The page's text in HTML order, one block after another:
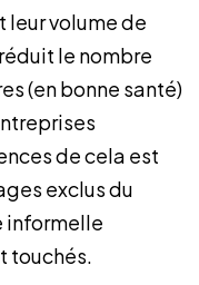
leur volume de
le nombre
(en bonne santé)
de cela est
exclus du
informelle
touchés.